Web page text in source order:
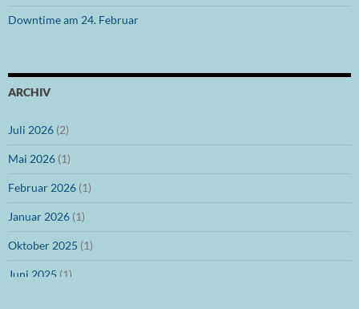
Downtime am 24. Februar
ARCHIV
Juli 2026 (2)
Mai 2026 (1)
Februar 2026 (1)
Januar 2026 (1)
Oktober 2025 (1)
Juni 2025 (1)